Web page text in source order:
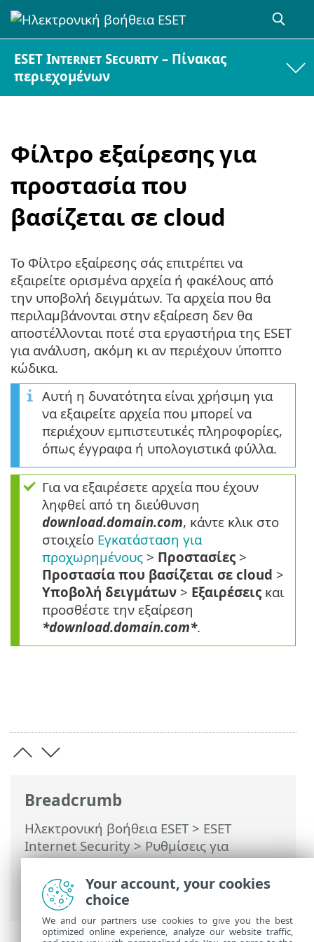
ESET Internet Security – Πίνακας
περιεχομένων
Φίλτρο εξαίρεσης για
προστασία που
βασίζεται σε cloud
Breadcrumb
Ηλεκτρονική βοήθεια ESET> ESET
Internet Security>Ρυθμίσεις για
προχωρημένους>Σαρώσεις>Προστασία
βασισμένη σε cloud> Φίλτρο εξαίρεσης
για προστασία που βασίζεται σε cloud
Το Φίλτρο εξαίρεσης σάς επιτρέπει να
εξαιρείτε ορισμένα αρχεία ή φακέλους από
την υποβολή δειγμάτων. Τα αρχεία που θα
περιλαμβάνονται στην εξαίρεση δεν θα
αποστέλλονται ποτέ στα εργαστήρια της ESET
για ανάλυση, ακόμη κι αν περιέχουν ύποπτο
κώδικα.
Αυτή η δυνατότητα είναι χρήσιμη για
να εξαιρείτε αρχεία που μπορεί να
περιέχουν εμπιστευτικές πληροφορίες,
όπως έγγραφα ή υπολογιστικά φύλλα.
Για να εξαιρέσετε αρχεία που έχουν
ληφθεί από τη διεύθυνση
download.domain.com, κάντε κλικ στο
στοιχείο Εγκατάσταση για
προχωρημένους > Προστασίες >
Προστασία που βασίζεται σε cloud >
Υποβολή δειγμάτων > Εξαιρέσεις και
προσθέστε την εξαίρεση
*download.domain.com*.
Your account, your cookies
choice
We and our partners use cookies to give you the best
optimized online experience, analyze our website traffic,